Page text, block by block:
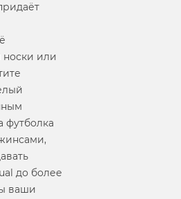
носки или
футболка
до более
ваши